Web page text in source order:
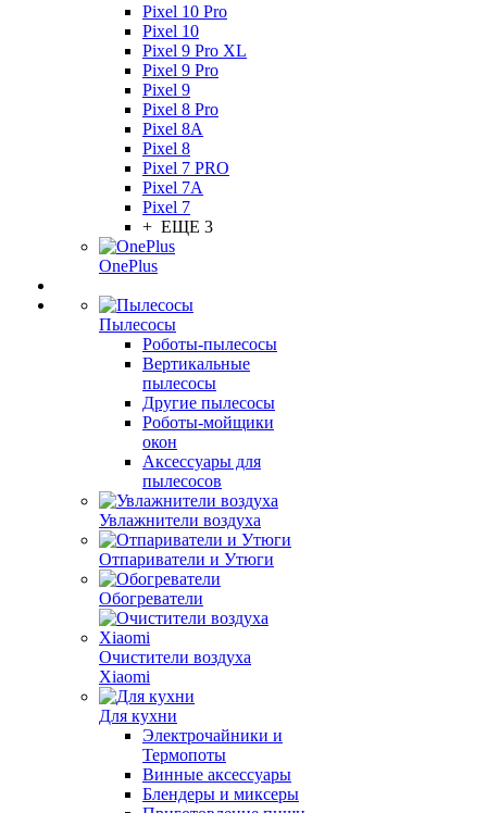
Pixel 10 Pro
Pixel 10
Pixel 9 Pro XL
Pixel 9 Pro
Pixel 9
Pixel 8 Pro
Pixel 8A
Pixel 8
Pixel 7 PRO
Pixel 7A
Pixel 7
+ ЕЩЕ 3
OnePlus
Пылесосы
Роботы-пылесосы
Вертикальные
пылесосы
Другие пылесосы
Роботы-мойщики
окон
Аксессуары для
пылесосов
Увлажнители воздуха
Отпариватели и Утюги
Обогреватели
Очистители воздуха
Xiaomi
Для кухни
Электрочайники и
Термопоты
Винные аксессуары
Блендеры и миксеры